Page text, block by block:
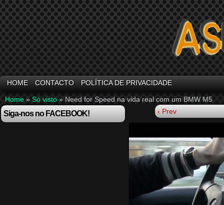
HOME CONTACTO POLÍTICA DE PRIVACIDADE
Home » Só visto » Need for Speed na vida real com um BMW M5
Siga-nos no FACEBOOK! ‹ Prev